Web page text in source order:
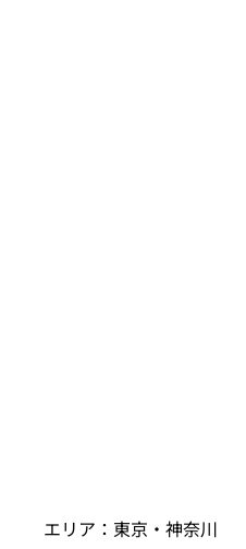
エリア：東京・神奈川